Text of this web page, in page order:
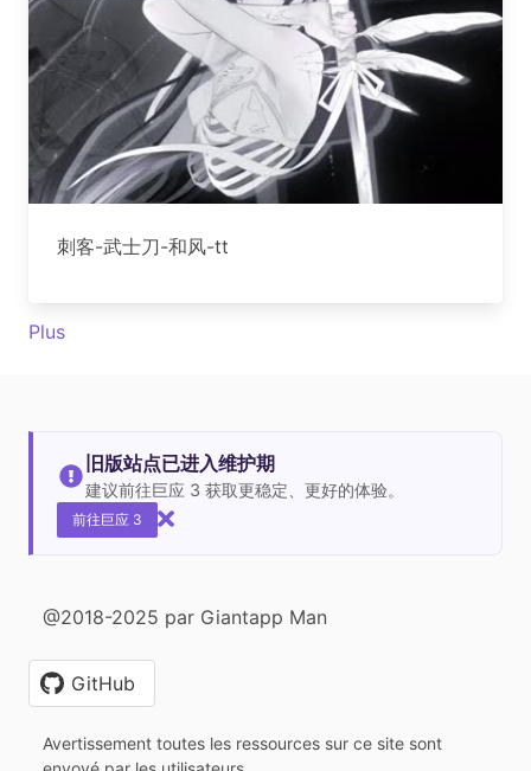
刺客-武士刀-和风-tt
Plus
旧版站点已进入维护期
建议前往巨应 3 获取更稳定、更好的体验。
前往巨应 3
@2018-2025 par Giantapp Man
GitHub
Avertissement toutes les ressources sur ce site sont